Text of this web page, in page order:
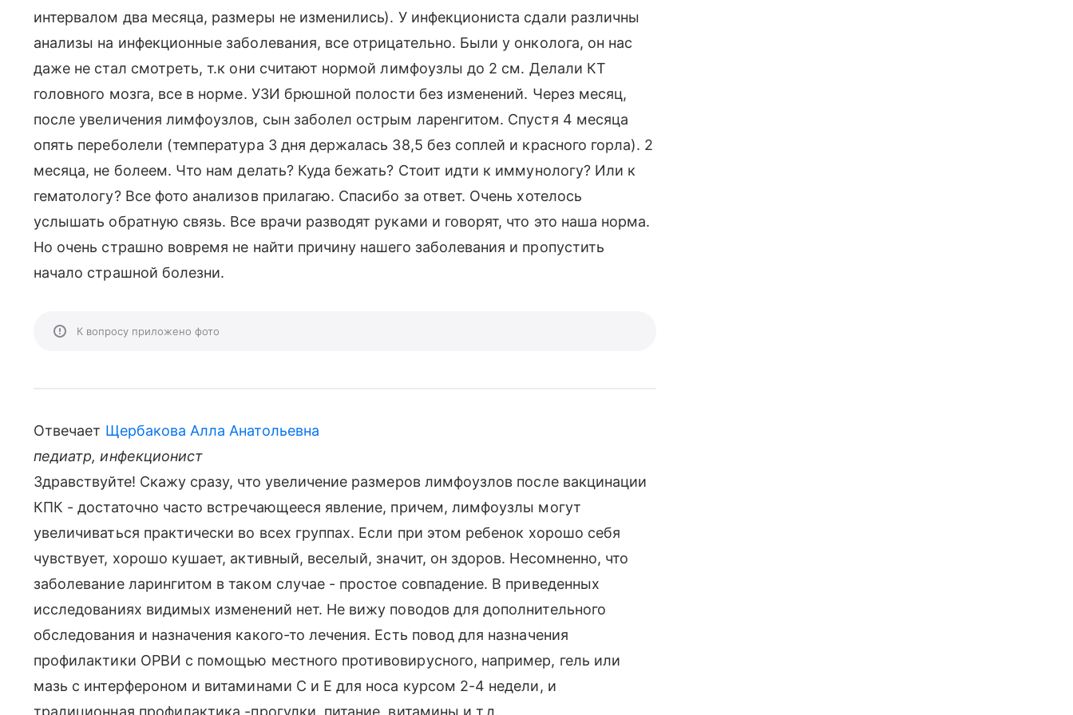
интервалом два месяца, размеры не изменились). У инфекциониста сдали различны
анализы на инфекционные заболевания, все отрицательно. Были у онколога, он нас
даже не стал смотреть, т.к они считают нормой лимфоузлы до 2 см. Делали КТ
головного мозга, все в норме. УЗИ брюшной полости без изменений. Через месяц,
после увеличения лимфоузлов, сын заболел острым ларенгитом. Спустя 4 месяца
опять переболели (температура 3 дня держалась 38,5 без соплей и красного горла). 2
месяца, не болеем. Что нам делать? Куда бежать? Стоит идти к иммунологу? Или к
гематологу? Все фото анализов прилагаю. Спасибо за ответ. Очень хотелось
услышать обратную связь. Все врачи разводят руками и говорят, что это наша норма.
Но очень страшно вовремя не найти причину нашего заболевания и пропустить
начало страшной болезни.
К вопросу приложено фото
Отвечает Щербакова Алла Анатольевна
педиатр, инфекционист
Здравствуйте! Скажу сразу, что увеличение размеров лимфоузлов после вакцинации
КПК - достаточно часто встречающееся явление, причем, лимфоузлы могут
увеличиваться практически во всех группах. Если при этом ребенок хорошо себя
чувствует, хорошо кушает, активный, веселый, значит, он здоров. Несомненно, что
заболевание ларингитом в таком случае - простое совпадение. В приведенных
исследованиях видимых изменений нет. Не вижу поводов для дополнительного
обследования и назначения какого-то лечения. Есть повод для назначения
профилактики ОРВИ с помощью местного противовирусного, например, гель или
мазь с интерфероном и витаминами С и Е для носа курсом 2-4 недели, и
традиционная профилактика -прогулки, питание, витамины и т.д.